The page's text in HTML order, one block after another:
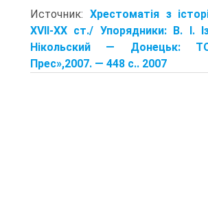
Источник: Хрестоматія з
XVII-XX ст./ Упорядники: В. І.
Нікольский — Донецьк:
Прес»,2007. — 448 с.. 2007